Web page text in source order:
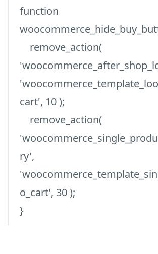
function
remove_action(
cart', 10 );
remove_action(
ry',
o_cart', 30 );
}